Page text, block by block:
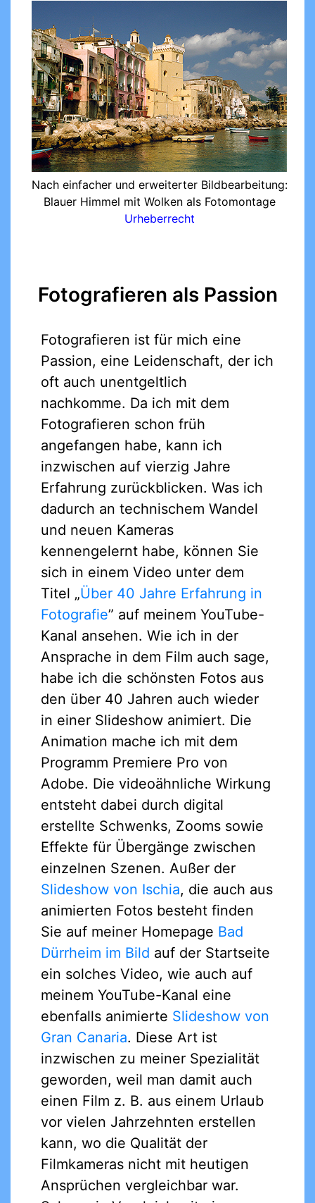
Nach einfacher und erweiterter Bildbearbeitung:
Blauer Himmel mit Wolken als Fotomontage
Urheberrecht
Fotografieren als Passion
Fotografieren ist für mich eine
Passion, eine Leidenschaft, der ich
oft auch unentgeltlich
nachkomme. Da ich mit dem
Fotografieren schon früh
angefangen habe, kann ich
inzwischen auf vierzig Jahre
Erfahrung zurückblicken. Was ich
dadurch an technischem Wandel
und neuen Kameras
kennengelernt habe, können Sie
sich in einem Video unter dem
Titel „Über 40 Jahre Erfahrung in
Fotografie” auf meinem YouTube-
Kanal ansehen. Wie ich in der
Ansprache in dem Film auch sage,
habe ich die schönsten Fotos aus
den über 40 Jahren auch wieder
in einer Slideshow animiert. Die
Animation mache ich mit dem
Programm Premiere Pro von
Adobe. Die videoähnliche Wirkung
entsteht dabei durch digital
erstellte Schwenks, Zooms sowie
Effekte für Übergänge zwischen
einzelnen Szenen. Außer der
Slideshow von Ischia, die auch aus
animierten Fotos besteht finden
Sie auf meiner Homepage Bad
Dürrheim im Bild auf der Startseite
ein solches Video, wie auch auf
meinem YouTube-Kanal eine
ebenfalls animierte Slideshow von
Gran Canaria. Diese Art ist
inzwischen zu meiner Spezialität
geworden, weil man damit auch
einen Film z. B. aus einem Urlaub
vor vielen Jahrzehnten erstellen
kann, wo die Qualität der
Filmkameras nicht mit heutigen
Ansprüchen vergleichbar war.